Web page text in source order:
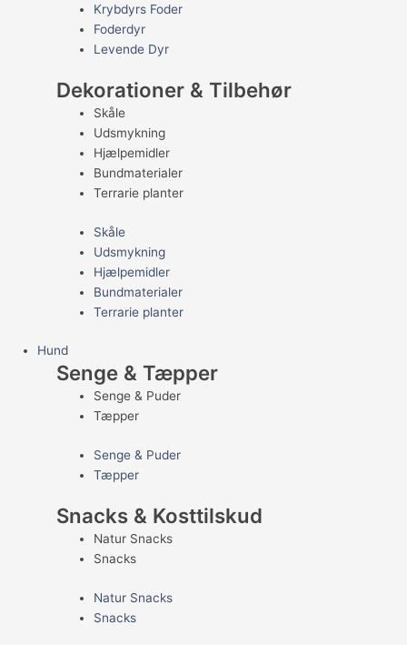
Krybdyrs Foder
Foderdyr
Levende Dyr
Dekorationer & Tilbehør
Skåle
Udsmykning
Hjælpemidler
Bundmaterialer
Terrarie planter
Skåle
Udsmykning
Hjælpemidler
Bundmaterialer
Terrarie planter
Hund
Senge & Tæpper
Senge & Puder
Tæpper
Senge & Puder
Tæpper
Snacks & Kosttilskud
Natur Snacks
Snacks
Natur Snacks
Snacks